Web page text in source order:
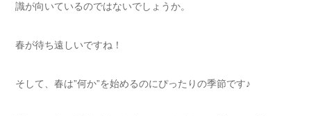
識が向いているのではないでしょうか。
春が待ち遠しいですね！
そして、春は”何か”を始めるのにぴったりの季節です♪